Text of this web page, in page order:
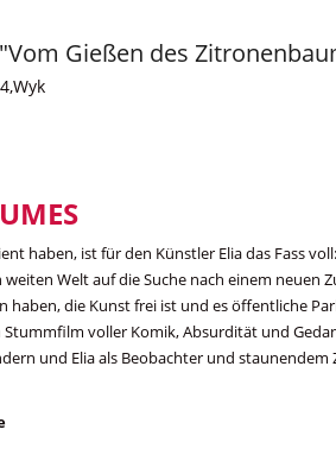
Gießen des
haben, ist für den Künstler Elia das Fass
Welt auf die Suche nach einem neuen
haben, die Kunst frei ist und es öffentliche
voller Komik, Absurdität und
und Elia als Beobachter und staunendem